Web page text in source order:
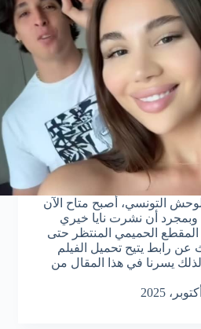
التونسي، أصبح متاح الآن
تطبيقات +18. وبمجرد أن نشرت نايا خيري
الحميمي المنتظر حتى
عن رابط يتيح تحميل الفيلم
يسرنا في هذا المقال من